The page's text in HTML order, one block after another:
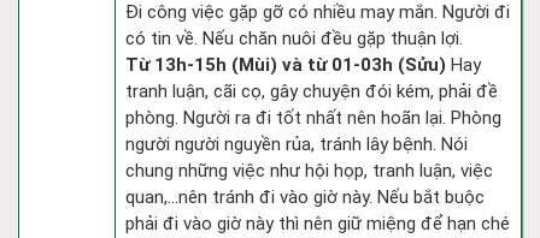
Đi công việc gặp gỡ có nhiều may mắn. Người đi
có tin về. Nếu chăn nuôi đều gặp thuận lợi.
Từ 13h-15h (Mùi) và từ 01-03h (Sửu) Hay
tranh luận, cãi cọ, gây chuyện đói kém, phải đề
phòng. Người ra đi tốt nhất nên hoãn lại. Phòng
người người nguyền rủa, tránh lây bệnh. Nói
chung những việc như hội họp, tranh luận, việc
quan,…nên tránh đi vào giờ này. Nếu bắt buộc
phải đi vào giờ này thì nên giữ miệng để hạn ché